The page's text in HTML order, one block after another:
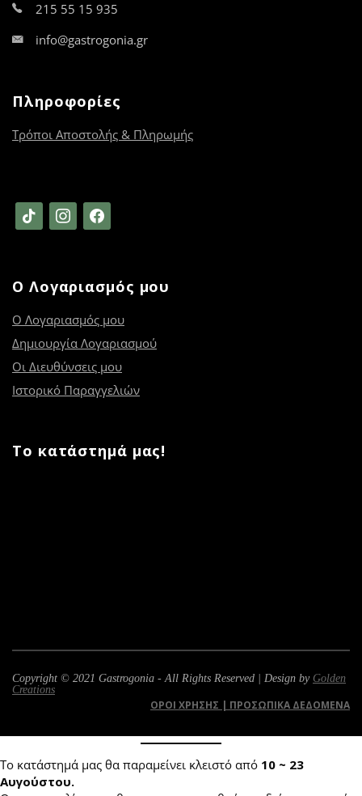
215 55 15 935
info@gastrogonia.gr
Πληροφορίες
Τρόποι Αποστολής & Πληρωμής
tiktok instagramfacebook
Ο Λογαριασμός μου
Ο Λογαριασμός μου
Δημιουργία Λογαριασμού
Οι Διευθύνσεις μου
Ιστορικό Παραγγελιών
Το κατάστημά μας!
Copyright © 2021 Gastrogonia - All Rights Reserved | Design by Golden
Creations
ΌΡΟΙ ΧΡΉΣΗΣ | ΠΡΟΣΩΠΙΚΆ ΔΕΔΟΜΈΝΑ
Το κατάστημά μας θα παραμείνει κλειστό από 10 ~ 23
Αυγούστου.